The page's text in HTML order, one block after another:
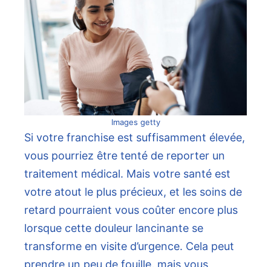
Images getty
Si votre franchise est suffisamment élevée,
vous pourriez être tenté de reporter un
traitement médical. Mais votre santé est
votre atout le plus précieux, et les soins de
retard pourraient vous coûter encore plus
lorsque cette douleur lancinante se
transforme en visite d’urgence. Cela peut
prendre un peu de fouille, mais vous